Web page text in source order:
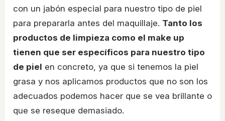
con un jabón especial para nuestro tipo de piel
para prepararla antes del maquillaje. Tanto los
productos de limpieza como el make up
tienen que ser específicos para nuestro tipo
de piel en concreto, ya que si tenemos la piel
grasa y nos aplicamos productos que no son los
adecuados podemos hacer que se vea brillante o
que se reseque demasiado.